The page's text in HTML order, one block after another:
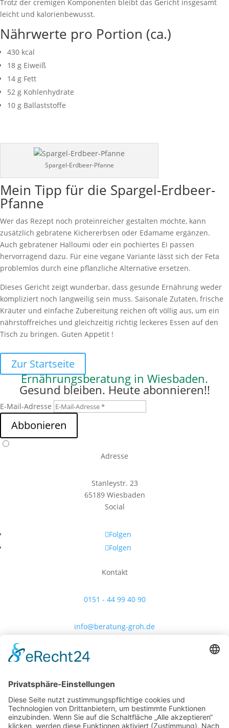
Trotz der cremigen Komponenten bleibt das Gericht insgesamt
leicht und kalorienbewusst.
Nährwerte pro Portion (ca.)
430 kcal
18 g Eiweiß
14 g Fett
52 g Kohlenhydrate
10 g Ballaststoffe
Spargel-Erdbeer-Pfanne
Mein Tipp für die Spargel-Erdbeer-
Pfanne
Wer das Rezept noch proteinreicher gestalten möchte, kann
zusätzlich gebratene Kichererbsen oder Edamame ergänzen.
Auch gebratener Halloumi oder ein pochiertes Ei passen
hervorragend dazu. Für eine vegane Variante lässt sich der Feta
problemlos durch eine pflanzliche Alternative ersetzen.
Dieses Gericht zeigt wunderbar, dass gesunde Ernährung weder
kompliziert noch langweilig sein muss. Saisonale Zutaten, frische
Kräuter und einfache Zubereitung reichen oft völlig aus, um ein
nährstoffreiches und gleichzeitig richtig leckeres Essen auf den
Tisch zu bringen. Guten Appetit !
Zur Startseite
Ernährungsberatung in Wiesbaden.
Gesund bleiben. Heute abonnieren!!
E-Mail-Adresse
Abbonieren
Adresse
Stanleystr. 23
65189 Wiesbaden
Social
Folgen
Folgen
Kontakt
0151 - 44 99 40 90
info@beratung-groh.de
Copyright © 2026 Beratung Groh. All Rights Reserved.
Facebook